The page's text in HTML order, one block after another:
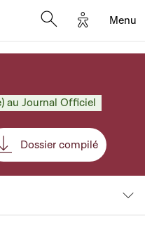
Options
Menu
au Journal Officiel
Dossier compilé